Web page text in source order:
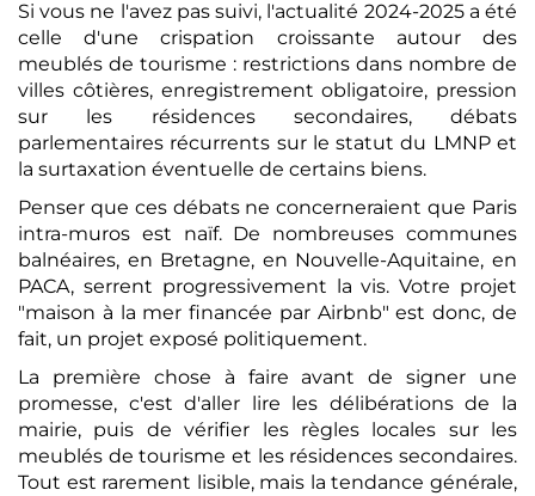
Si vous ne l'avez pas suivi, l'actualité 2024-2025 a été
celle d'une crispation croissante autour des
meublés de tourisme : restrictions dans nombre de
villes côtières, enregistrement obligatoire, pression
sur les résidences secondaires, débats
parlementaires récurrents sur le statut du LMNP et
la surtaxation éventuelle de certains biens.
Penser que ces débats ne concerneraient que Paris
intra-muros est naïf. De nombreuses communes
balnéaires, en Bretagne, en Nouvelle-Aquitaine, en
PACA, serrent progressivement la vis. Votre projet
"maison à la mer financée par Airbnb" est donc, de
fait, un projet exposé politiquement.
La première chose à faire avant de signer une
promesse, c'est d'aller lire les délibérations de la
mairie, puis de vérifier les règles locales sur les
meublés de tourisme et les résidences secondaires.
Tout est rarement lisible, mais la tendance générale,